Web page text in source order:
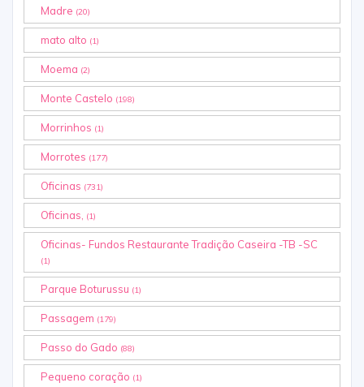
Madre (20)
mato alto (1)
Moema (2)
Monte Castelo (198)
Morrinhos (1)
Morrotes (177)
Oficinas (731)
Oficinas, (1)
Oficinas- Fundos Restaurante Tradição Caseira -TB -SC
(1)
Parque Boturussu (1)
Passagem (179)
Passo do Gado (88)
Pequeno coração (1)